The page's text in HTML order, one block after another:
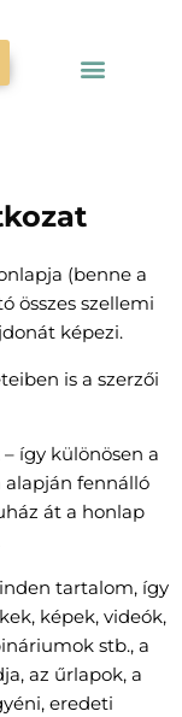
(benne a
összes szellemi
képezi.
is a szerzői
így különösen a
alapján fennálló
át a honlap
tartalom, így
képek, videók,
stb., a
az űrlapok, a
eredeti